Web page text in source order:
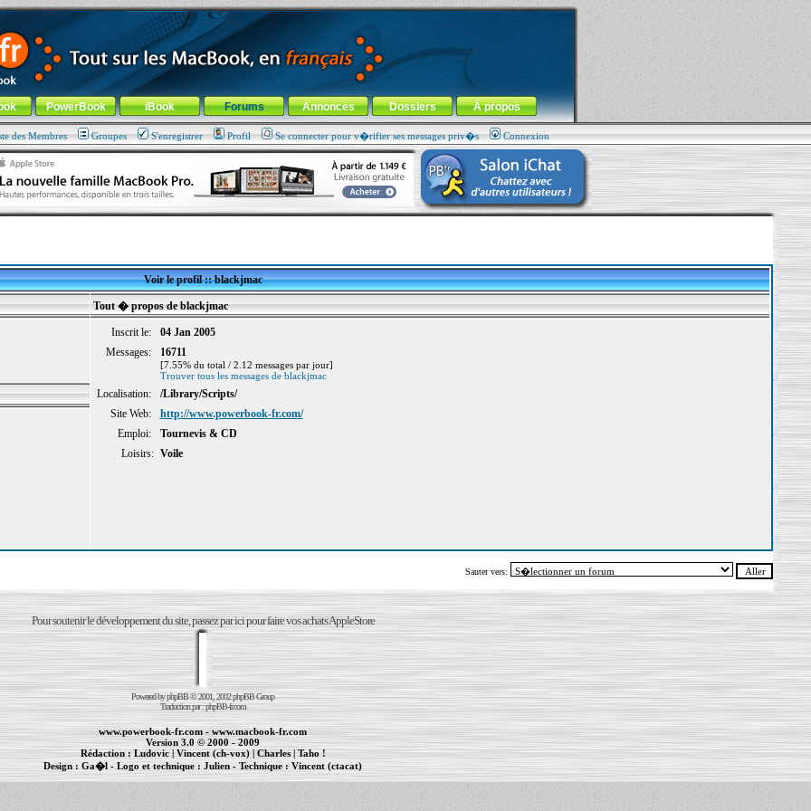
! -Aller au menu de la rubrique
PowerBook iBook Forums Annonces Dossiers À propos
des Membres Groupes S'enregistrer Profil Se connecter pour v�rifier ses messages priv�s Connexion
Voir le profil :: blackjmac
Tout � propos de blackjmac
Inscrit le:
04 Jan 2005
Messages:
16711
[7.55% du total / 2.12 messages par jour]
Trouver tous les messages de blackjmac
Localisation:
/Library/Scripts/
Site Web:
http://www.powerbook-fr.com/
Emploi:
Tournevis & CD
Loisirs: Voile
Sauter vers:
Pour soutenir le développement du site, passez par ici pour faire vos achats AppleStore
Powered byphpBB© 2001, 2002 phpBB Group
Traduction par :phpBB-fr.com
www.powerbook-fr.com-www.macbook-fr.com
Version 3.0 © 2000 - 2009
Rédaction : Ludovic| Vincent (ch-vox)| Charles|Taho !
Design : Ga�l - Logo et technique : Julien - Technique :Vincent (ctacat)